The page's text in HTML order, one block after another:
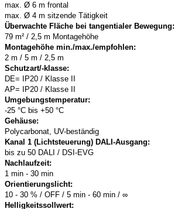
max. Ø 6 m frontal
max. Ø 4 m sitzende Tätigkeit
Überwachte Fläche bei tangentialer Bewegung:
79 m² / 2,5 m Montagehöhe
Montagehöhe min./max./empfohlen:
2 m / 5 m / 2,5 m
Schutzart/-klasse:
DE= IP20 / Klasse II
AP= IP20 / Klasse II
Umgebungstemperatur:
-25 °C bis +50 °C
Gehäuse:
Polycarbonat, UV-beständig
Kanal 1 (Lichtsteuerung) DALI-Ausgang:
bis zu 50 DALI / DSI-EVG
Nachlaufzeit:
1 min - 30 min
Orientierungslicht:
10 - 30 % / OFF / 5 min - 60 min / ∞
Helligkeitssollwert: